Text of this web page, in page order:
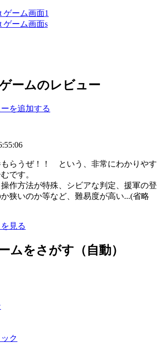
ームのレビュー
を追加する
もらうぜ！！ という、非常にわかりやす
です。
作方法が特殊、シビアな判定、援軍の登
狭いのか等など、難易度が高い...(省略
見る
ムをさがす（自動）
ク